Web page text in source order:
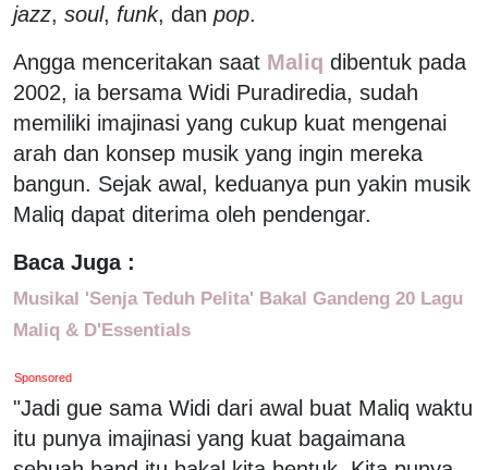
jazz, soul, funk, dan pop.
Angga menceritakan saat Maliq dibentuk pada
2002, ia bersama Widi Puradiredia, sudah
memiliki imajinasi yang cukup kuat mengenai
arah dan konsep musik yang ingin mereka
bangun. Sejak awal, keduanya pun yakin musik
Maliq dapat diterima oleh pendengar.
Baca Juga :
Musikal 'Senja Teduh Pelita' Bakal Gandeng 20 Lagu
Maliq & D'Essentials
Sponsored
"Jadi gue sama Widi dari awal buat Maliq waktu
itu punya imajinasi yang kuat bagaimana